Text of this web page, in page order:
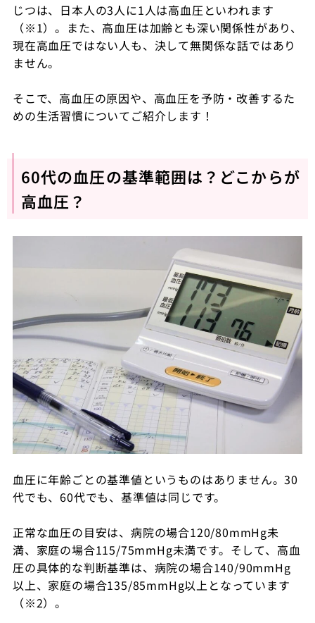
じつは、日本人の3人に1人は高血圧といわれます
（※1）。また、高血圧は加齢とも深い関係性があり、
現在高血圧ではない人も、決して無関係な話ではあり
ません。
そこで、高血圧の原因や、高血圧を予防・改善するた
めの生活習慣についてご紹介します！
60代の血圧の基準範囲は？どこからが
高血圧？
血圧に年齢ごとの基準値というものはありません。30
代でも、60代でも、基準値は同じです。
正常な血圧の目安は、病院の場合120/80mmHg未
満、家庭の場合115/75mmHg未満です。そして、高血
圧の具体的な判断基準は、病院の場合140/90mmHg
以上、家庭の場合135/85mmHg以上となっています
（※2）。